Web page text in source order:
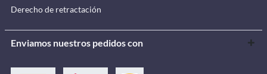
Derecho de retractación
Enviamos nuestros pedidos con